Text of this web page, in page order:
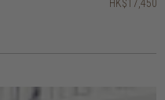
HK$17,450
HK$16,950
HK$39,950